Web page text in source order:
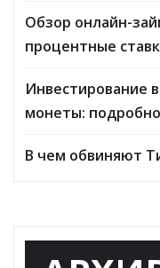
Обзор онлайн-
процентные
Инвестирование
монеты:
В чем обвиняют